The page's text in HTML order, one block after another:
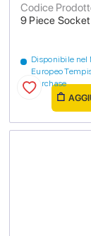
9 Piece
Codice
Disponibile nel
Europeo
purchase